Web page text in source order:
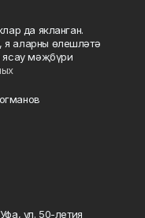
да якланган.
я аларны өлешләтә
ясау мәҗбүри
ул. 50-летия